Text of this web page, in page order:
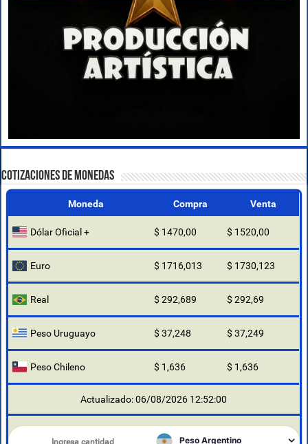
COTIZACIONES DE MONEDAS
Moneda Compra Venta
Dólar Oficial + $ 1470,00 $ 1520,00
Euro $ 1716,013 $ 1730,123
Real $ 292,689 $ 292,69
Peso Uruguayo $ 37,248 $ 37,249
Peso Chileno $ 1,636 $ 1,636
Actualizado: 06/08/2026 12:52:00